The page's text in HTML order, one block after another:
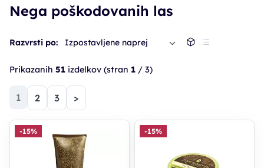
Nega poškodovanih las
Prikazanih 51 izdelkov (stran 1 / 3)
Razvrsti po: Izpostavljene naprej
1 (trenutna)
2 3 >
-15% -15%